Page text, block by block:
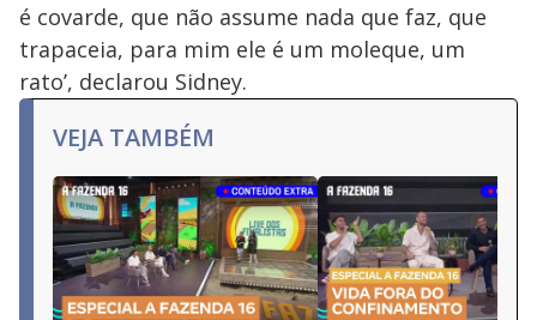
é covarde, que não assume nada que faz, que
trapaceia, para mim ele é um moleque, um
rato’, declarou Sidney.
VEJA TAMBÉM